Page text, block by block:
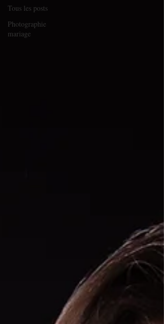
Tous les posts
Photographie
mariage